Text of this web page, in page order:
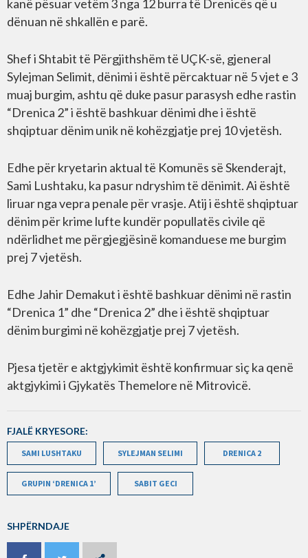
kanë pësuar vetëm 3 nga 12 burra të Drenicës që u
dënuan në shkallën e parë.
Shef i Shtabit të Përgjithshëm të UÇK-së, gjeneral
Sylejman Selimit, dënimi i është përcaktuar në 5 vjet e 3
muaj burgim, ashtu që duke pasur parasysh edhe rastin
“Drenica 2” i është bashkuar dënimi dhe i është
shqiptuar dënim unik në kohëzgjatje prej 10 vjetësh.
Edhe për kryetarin aktual të Komunës së Skenderajt,
Sami Lushtaku, ka pasur ndryshim të dënimit. Ai është
liruar nga vepra penale për vrasje. Atij i është shqiptuar
dënim për krime lufte kundër popullatës civile që
ndërlidhet me përgjegjësinë komanduese me burgim
prej 7 vjetësh.
Edhe Jahir Demakut i është bashkuar dënimi në rastin
“Drenica 1” dhe “Drenica 2” dhe i është shqiptuar
dënim burgimi në kohëzgjatje prej 7 vjetësh.
Pjesa tjetër e aktgjykimit është konfirmuar siç ka qenë
aktgjykimi i Gjykatës Themelore në Mitrovicë.
FJALË KRYESORE:
SAMI LUSHTAKU SYLEJMAN SELIMI DRENICA 2
GRUPIN ‘DRENICA 1’ SABIT GECI
SHPËRNDAJE